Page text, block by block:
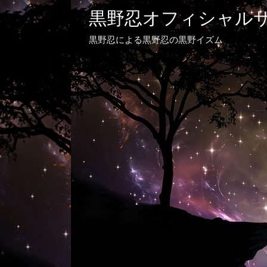
黒野忍オフィシャル
黒野忍による黒野忍の黒野イズム